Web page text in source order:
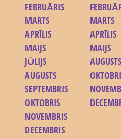
FEBRUĀRIS
MARTS
APRĪLIS
MAIJS
JŪLIJS
AUGUSTS
SEPTEMBRIS
OKTOBRIS
NOVEMBRIS
DECEMBRIS
MARTS
APRĪLIS
MAIJS
AUGUSTS